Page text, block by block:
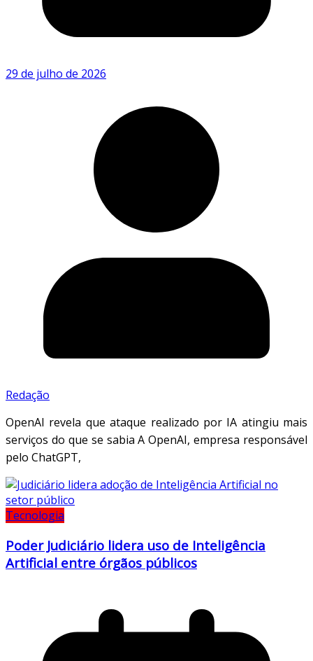
29 de julho de 2026
Redação
OpenAI revela que ataque realizado por IA atingiu mais
serviços do que se sabia A OpenAI, empresa responsável
pelo ChatGPT,
Tecnologia
Poder Judiciário lidera uso de Inteligência
Artificial entre órgãos públicos